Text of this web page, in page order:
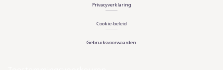
Privacyverklaring
Cookie-beleid
Gebruiksvoorwaarden